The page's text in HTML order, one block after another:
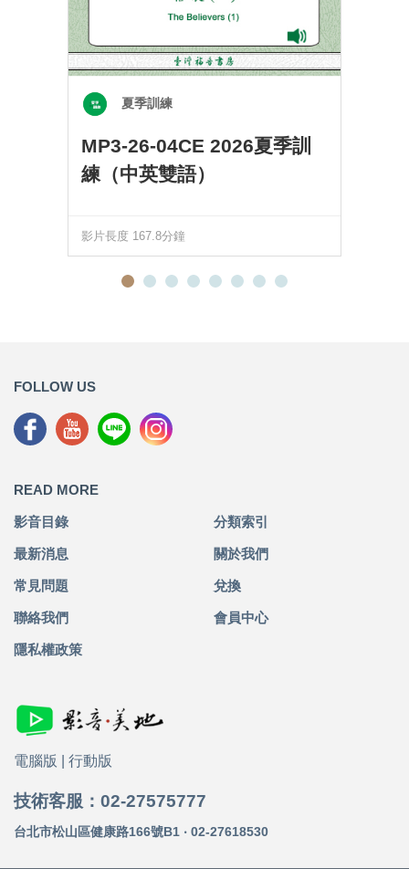
夏季訓練
MP3-26-04CE 2026夏季訓
練（中英雙語）
影片長度 167.8分鐘
FOLLOW US
READ MORE
影音目錄 分類索引
最新消息 關於我們
常見問題 兌換
聯絡我們 會員中心
隱私權政策
電腦版 行動版
技術客服：02-27575777
台北市松山區健康路166號B1 ‧ 02-27618530